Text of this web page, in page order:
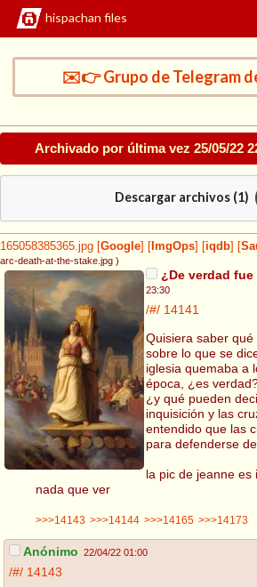
hispachan files
✉️👉 Grupo de Telegram
Archivado por última vez 25/05/22
Descargar archivos (1)
165058385365.jpg Google ImgOps iqdb
arc-death-at-the-stake.jpg )
¿De verdad fue
23:30
/#/ 14141
Quisiera saber
sobre lo que se
iglesia quemaba a
época, ¿es
¿y qué pueden
inquisición y las
entendido que las
para defenderse
la pic de jeanne es
nada que ver
>>>14143 >>>14144 >>>14165 >>>14173
Anónimo 22/04/22 01:00
/#/ 14143